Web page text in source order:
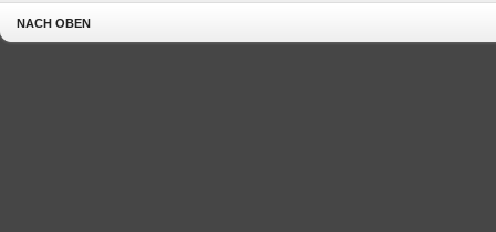
NACH OBEN